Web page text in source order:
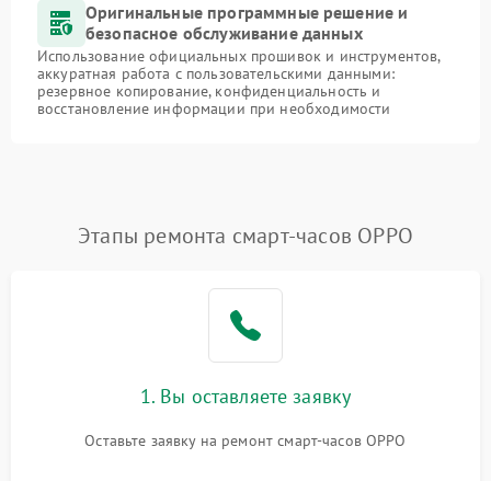
Оригинальные программные решение и
безопасное обслуживание данных
Использование официальных прошивок и инструментов,
аккуратная работа с пользовательскими данными:
резервное копирование, конфиденциальность и
восстановление информации при необходимости
Этапы ремонта смарт-часов OPPO
1. Вы оставляете заявку
Оставьте заявку на ремонт смарт-часов OPPO